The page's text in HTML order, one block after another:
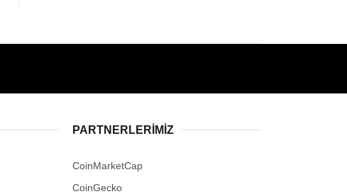
PARTNERLERIMIZ
CoinMarketCap
CoinGecko